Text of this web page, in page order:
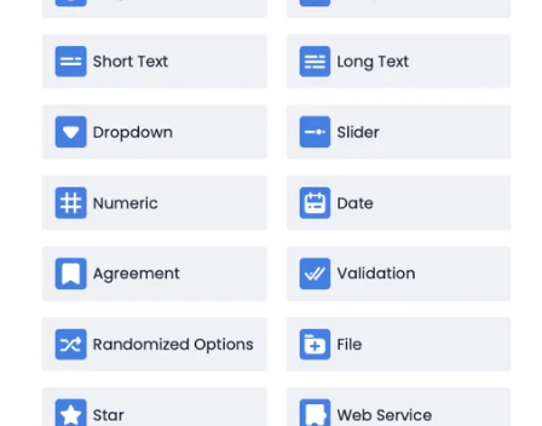
Buscar Contacto
Automatización